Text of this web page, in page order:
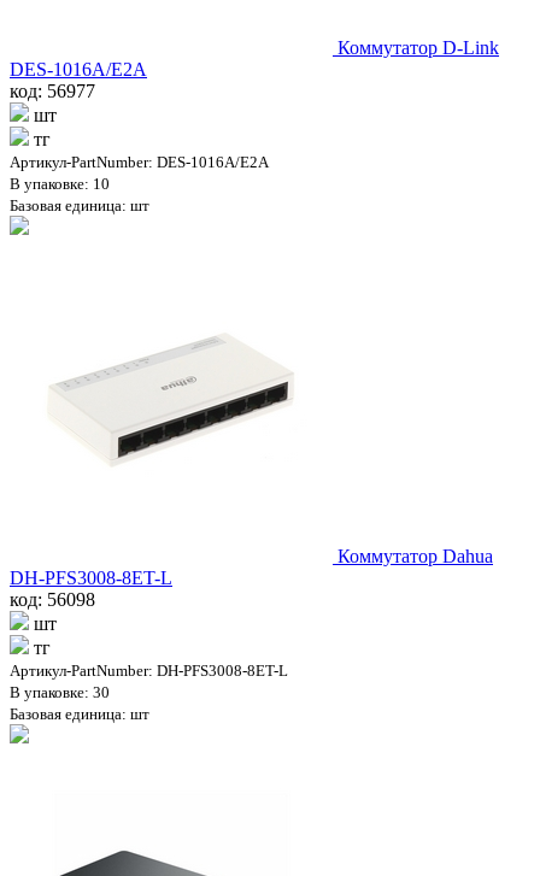
Коммутатор D-Link
DES-1016A/E2A
код: 56977
шт
тг
Артикул-PartNumber: DES-1016A/E2A
В упаковке: 10
Базовая единица: шт
Коммутатор Dahua
DH-PFS3008-8ET-L
код: 56098
шт
тг
Артикул-PartNumber: DH-PFS3008-8ET-L
В упаковке: 30
Базовая единица: шт